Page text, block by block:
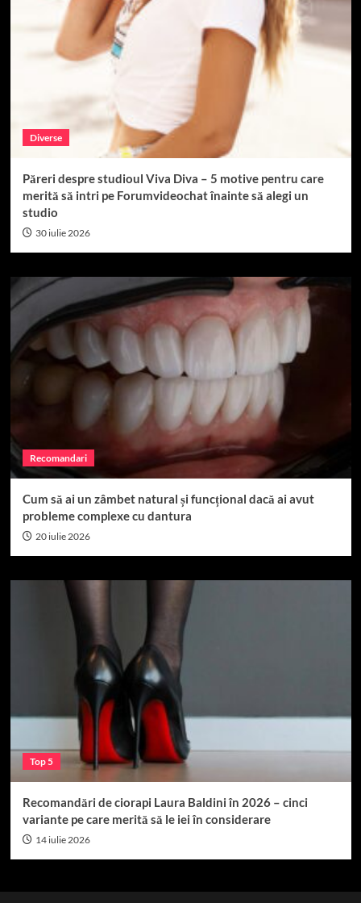
Diverse
Păreri despre studioul Viva Diva – 5 motive pentru care
merită să intri pe Forumvideochat înainte să alegi un
studio
30 iulie 2026
Recomandari
Cum să ai un zâmbet natural și funcțional dacă ai avut
probleme complexe cu dantura
20 iulie 2026
Top 5
Recomandări de ciorapi Laura Baldini în 2026 – cinci
variante pe care merită să le iei în considerare
14 iulie 2026